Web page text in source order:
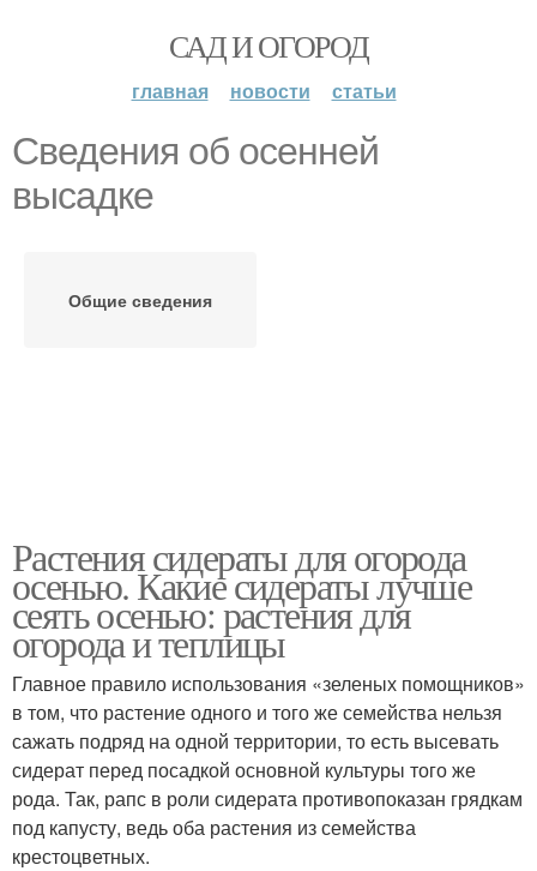
САД И ОГОРОД
главная новости статьи
Сведения об осенней
высадке
Общие сведения
Растения сидераты для огорода
осенью. Какие сидераты лучше
сеять осенью: растения для
огорода и теплицы
Главное правило использования «зеленых помощников»
в том, что растение одного и того же семейства нельзя
сажать подряд на одной территории, то есть высевать
сидерат перед посадкой основной культуры того же
рода. Так, рапс в роли сидерата противопоказан грядкам
под капусту, ведь оба растения из семейства
крестоцветных.